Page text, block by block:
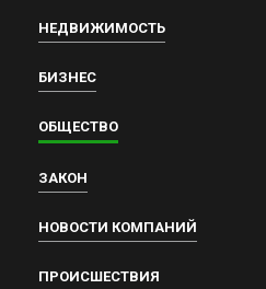
НЕДВИЖИМОСТЬ
БИЗНЕС
ОБЩЕСТВО
ЗАКОН
НОВОСТИ КОМПАНИЙ
ПРОИСШЕСТВИЯ